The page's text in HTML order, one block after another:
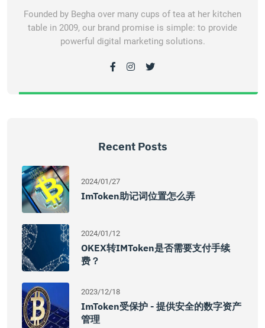
Founded by Begha over many cups of tea at her kitchen
table in 2009, our brand promise is simple: to provide
powerful digital marketing solutions.
Recent Posts
2024/01/27
ImToken助记词位置怎么弄
2024/01/12
OKEX转IMToken是否需要支付手续
费？
2023/12/18
ImToken受保护 - 提供安全的数字资产
管理